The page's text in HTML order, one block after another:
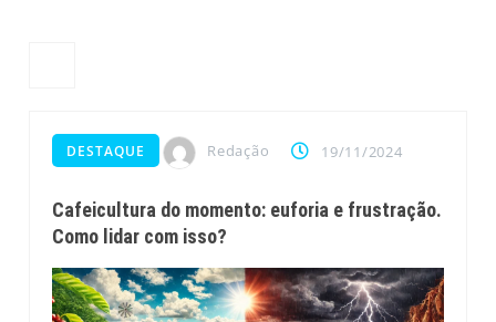
DESTAQUE Redação 19/11/2024
Cafeicultura do momento: euforia e frustração.
Como lidar com isso?